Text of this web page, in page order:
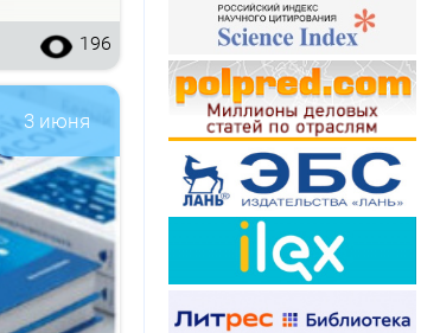
196
3 июня